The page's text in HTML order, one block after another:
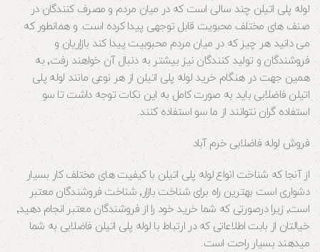
لوله پلی اتیلن چند سالی است که در میان مردم و مصرف کنندگان در
صنف های مختلف محبویت قابل توجهی پیدا کرده است. و همانطور که
می دانید هر چیز که در میان مردم محبوبیت پیدا کند بازاریان و
فروشندگان و تولید کنندگان نیز بیشتر به دنبال آن خواهند رفت٬ به
همین جهت در هنگام خرید لوله پلی اتیلن از هر نوعی مانند لوله پلی
اتیلن فاضلابی باید به صورت کامل به این نکات توجه داشت تا سو
استفاده گران نتوانند از ما سو استفاده کنند.
فروش لوله فاضلابی خرم آباد
از آنجا که شناخت انواع لوله پلی اتیلن با کیفیت های مختلف کار بسیار
دشواری است بهترین راه برای شناخت بازار٬ شناخت فروشندگان معتبر
است٬ زیرا درصورتی که شما خرید خود را از فروشندگان معتبر انجام دهید٬
خیالتان از بابت اطلاعاتی که در ارتباط با لوله پلی اتیلن فاضلابی به شما
میدهند بسیار راحت است.